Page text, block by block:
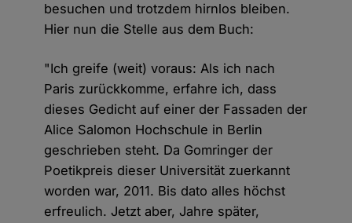
besuchen und trotzdem hirnlos bleiben.
Hier nun die Stelle aus dem Buch:
"Ich greife (weit) voraus: Als ich nach
Paris zurückkomme, erfahre ich, dass
dieses Gedicht auf einer der Fassaden der
Alice Salomon Hochschule in Berlin
geschrieben steht. Da Gomringer der
Poetikpreis dieser Universität zuerkannt
worden war, 2011. Bis dato alles höchst
erfreulich. Jetzt aber, Jahre später,